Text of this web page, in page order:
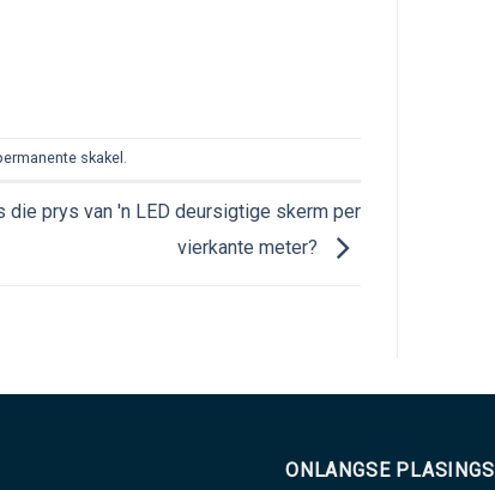
skakel .
die prys van 'n LED deursigtige skerm per
vierkante meter?
ONLANGSE PLASINGS